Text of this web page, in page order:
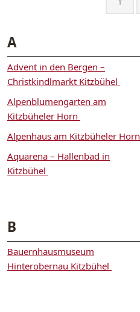
A
Advent in den Bergen –
Christkindlmarkt Kitzbühel
Alpenblumengarten am
Kitzbüheler Horn
Alpenhaus am Kitzbüheler Horn
Aquarena – Hallenbad in
Kitzbühel
B
Bauernhausmuseum
Hinterobernau Kitzbühel